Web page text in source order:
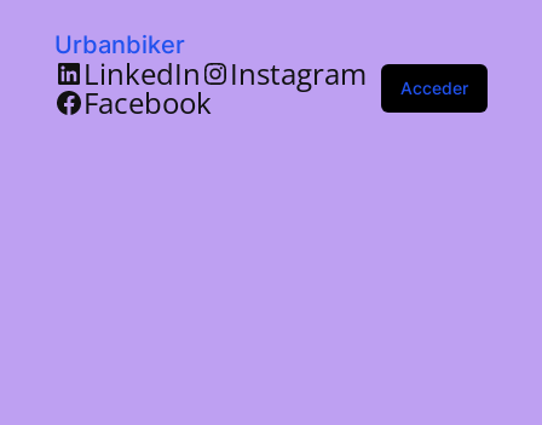
Urbanbiker
LinkedIn Instagram
Facebook Acceder